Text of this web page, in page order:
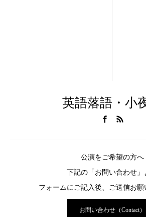
英語落語・小
公演をご希望の方へ
下記の「お問い合わせ」
フォームにご記入後、ご送信お願
お問い合わせ（Contact）